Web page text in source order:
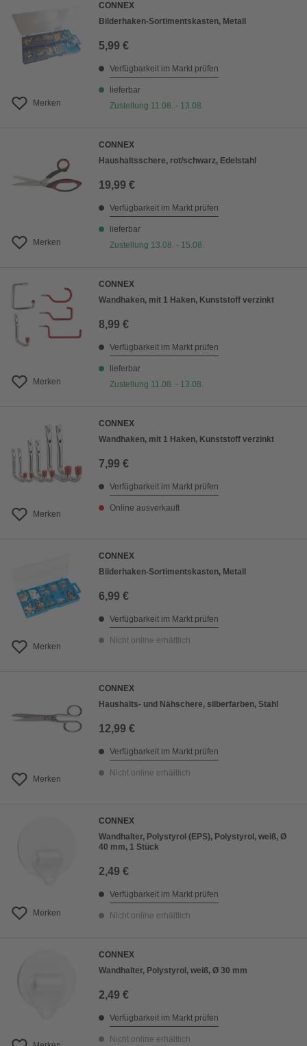
Merken
CONNEX
Bilderhaken-Sortimentskasten, Metall
5,99 €
Verfügbarkeit im Markt prüfen
lieferbar
Zustellung 11.08. - 13.08.
Merken
CONNEX
Haushaltsschere, rot/schwarz, Edelstahl
19,99 €
Verfügbarkeit im Markt prüfen
lieferbar
Zustellung 13.08. - 15.08.
Merken
CONNEX
Wandhaken, mit 1 Haken, Kunststoff verzinkt
8,99 €
Verfügbarkeit im Markt prüfen
lieferbar
Zustellung 11.08. - 13.08.
Merken
CONNEX
Wandhaken, mit 1 Haken, Kunststoff verzinkt
7,99 €
Verfügbarkeit im Markt prüfen
Online ausverkauft
Merken
CONNEX
Bilderhaken-Sortimentskasten, Metall
6,99 €
Verfügbarkeit im Markt prüfen
Nicht online erhältlich
Merken
CONNEX
Haushalts- und Nähschere, silberfarben, Stahl
12,99 €
Verfügbarkeit im Markt prüfen
Nicht online erhältlich
Merken
CONNEX
Wandhalter, Polystyrol (EPS), Polystyrol, weiß, Ø
40 mm, 1 Stück
2,49 €
Verfügbarkeit im Markt prüfen
Nicht online erhältlich
CONNEX
Wandhalter, Polystyrol, weiß, Ø 30 mm
2,49 €
Verfügbarkeit im Markt prüfen
Nicht online erhältlich